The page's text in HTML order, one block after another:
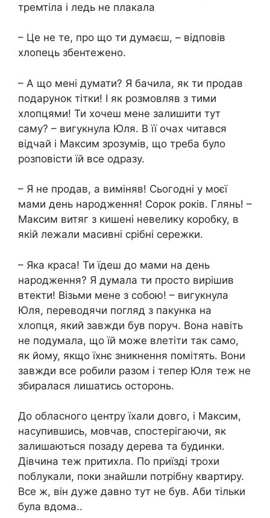
тремтіла і ледь не плакала
– Це не те, про що ти думаєш, – відповів
хлопець збентежено.
– А що мені думати? Я бачила, як ти продав
подарунок тітки! І як розмовляв з тими
хлопцями! Ти хочеш мене залишити тут
саму? – вигукнула Юля. В її очах читався
відчай і Максим зрозумів, що треба було
розповісти їй все одразу.
– Я не продав, а виміняв! Сьогодні у моєї
мами день народження! Сорок років. Глянь! –
Максим витяг з кишені невелику коробку, в
якій лежали масивні срібні сережки.
– Яка краса! Ти їдеш до мами на день
народження? Я думала ти просто вирішив
втекти! Візьми мене з собою! – вигукнула
Юля, переводячи погляд з пакунка на
хлопця, який завжди був поруч. Вона навіть
не подумала, що їй може влетіти так само,
як йому, якщо їхнє зникнення помітять. Вони
завжди все робили разом і тепер Юля теж не
збиралася лишатись осторонь.
До обласного центру їхали довго, і Максим,
насупившись, мовчав, спостерігаючи, як
залишаються позаду дерева та будинки.
Дівчина теж притихла. По приїзді трохи
поблукали, поки знайшли потрібну квартиру.
Все ж, він дуже давно тут не був. Аби тільки
була вдома..